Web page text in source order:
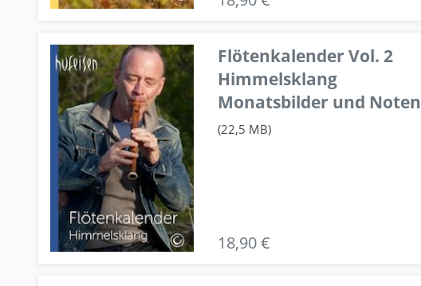
Flötenkalender Vol. 2
Himmelsklang
Monatsbilder und Noten
(22,5 MB)
18,90 €